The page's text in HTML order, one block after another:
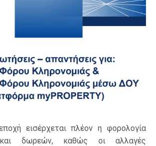
εισέρχεται πλέον η φορολογία
και δωρεών, καθώς οι αλλαγές